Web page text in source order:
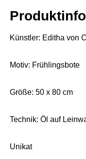
Künstler: Editha von
Motiv: Frühlingsbote
Größe: 50 x 80 cm
Technik: Öl auf
Unikat